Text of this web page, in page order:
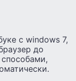
с windows 7,
до